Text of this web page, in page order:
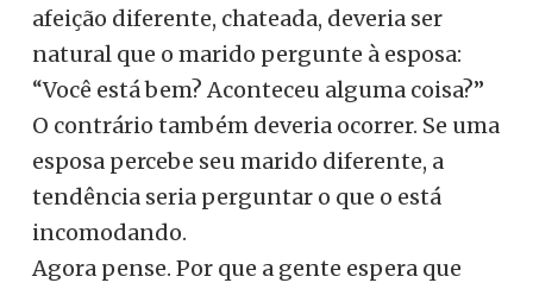
afeição diferente, chateada, deveria ser
natural que o marido pergunte à esposa:
“Você está bem? Aconteceu alguma coisa?”
O contrário também deveria ocorrer. Se uma
esposa percebe seu marido diferente, a
tendência seria perguntar o que o está
incomodando.
Agora pense. Por que a gente espera que